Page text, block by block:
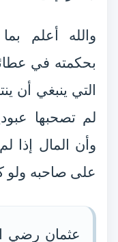
والله أعلم
بحكمته في
التي ينبغي أن
لم تصحبها
وأن المال إذا
على صاحبه ولو
عثمان رضي